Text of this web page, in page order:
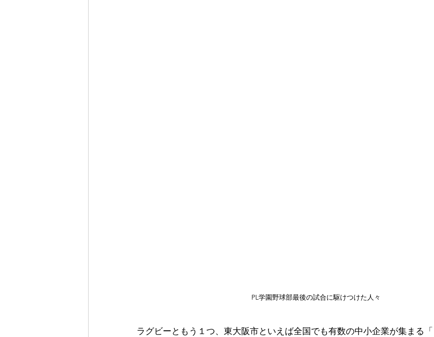
PL学園野球部最後の試合に駆けつけた人々
ラグビーともう１つ、東大阪市といえば全国でも有数の中小企業が集まる